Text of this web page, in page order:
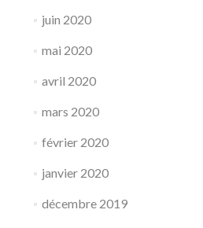
juin 2020
mai 2020
avril 2020
mars 2020
février 2020
janvier 2020
décembre 2019